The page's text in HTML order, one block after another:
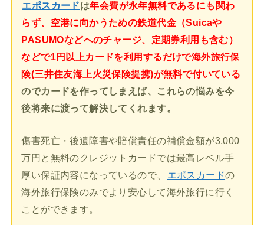
エポスカードは年会費が永年無料であるにも関わ
らず、空港に向かうための鉄道代金（Suicaや
PASUMOなどへのチャージ、定期券利用も含む）
などで1円以上カードを利用するだけで海外旅行保
険(三井住友海上火災保険提携)が無料で付いている
のでカードを作ってしまえば、これらの悩みを今
後将来に渡って解決してくれます。
傷害死亡・後遺障害や賠償責任の補償金額が3,000
万円と無料のクレジットカードでは最高レベル手
厚い保証内容になっているので、
エポスカードの
海外旅行保険のみでより安心して海外旅行に行く
ことができます。